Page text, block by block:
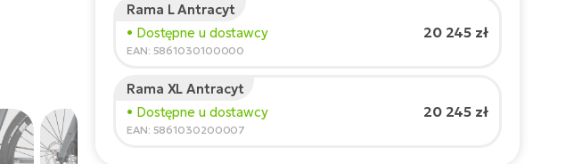
Zalecany rozmiar
*Podane wartości są orientacyjne.
Rama L Antracyt
• Dostępne u dostawcy
EAN: 5861030100000
20 245 zł
Rama XL Antracyt
• Dostępne u dostawcy
EAN: 5861030200007
20 245 zł